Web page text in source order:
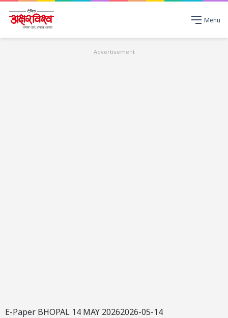
Menu
Advertisement
E-Paper BHOPAL 14 MAY 20262026-05-14